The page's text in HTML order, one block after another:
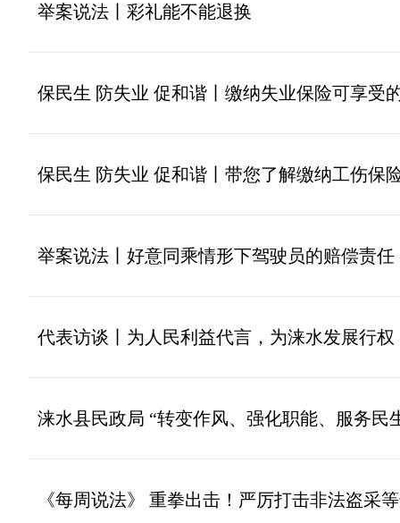
举案说法丨彩礼能不能退换
保民生 防失业 促和谐丨缴纳失业保险可享受
保民生 防失业 促和谐丨带您了解缴纳工伤保
举案说法丨好意同乘情形下驾驶员的赔偿责任
代表访谈丨为人民利益代言，为涞水发展行
涞水县民政局 “转变作风、强化职能、服务民
《每周说法》 重拳出击！严厉打击非法盗采